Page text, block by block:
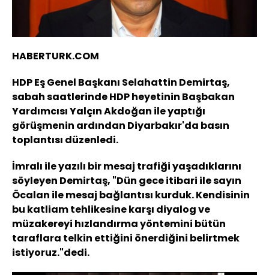
HABERTURK.COM
HDP Eş Genel Başkanı Selahattin Demirtaş,
sabah saatlerinde HDP heyetinin Başbakan
Yardımcısı Yalçın Akdoğan ile yaptığı
görüşmenin ardından Diyarbakır'da basın
toplantısı düzenledi.
İmralı ile yazılı bir mesaj trafiği yaşadıklarını
söyleyen Demirtaş, "Dün gece itibari ile sayın
Öcalan ile mesaj bağlantısı kurduk. Kendisinin
bu katliam tehlikesine karşı diyalog ve
müzakereyi hızlandırma yöntemini bütün
taraflara telkin ettiğini önerdiğini belirtmek
istiyoruz."dedi.